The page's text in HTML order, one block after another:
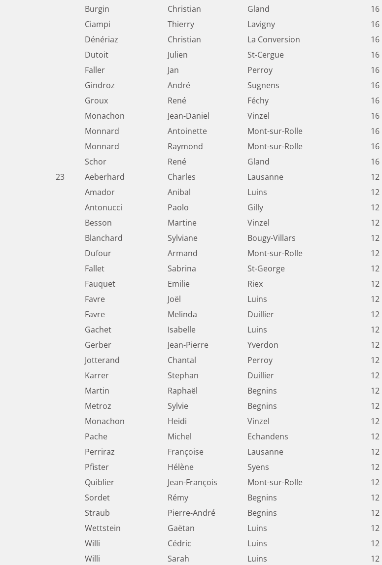
Burgin
Christian Gland
16
Ciampi
Thierry Lavigny
16
Dénériaz
Christian La Conversion
16
Dutoit
Julien St-Cergue
16
Faller
Jan Perroy
16
Gindroz
André Sugnens
16
Groux
René Féchy
16
Monachon
Jean-Daniel Vinzel
16
Monnard
Antoinette Mont-sur-Rolle
16
Monnard
Raymond Mont-sur-Rolle
16
Schor
René Gland
16
23
Aeberhard Charles Lausanne
12
Amador
Anibal Luins
12
Antonucci
Paolo Gilly
12
Besson
Martine Vinzel
12
Blanchard
Sylviane Bougy-Villars
12
Dufour
Armand Mont-sur-Rolle
12
Fallet
Sabrina St-George
12
Fauquet
Emilie Riex
12
Favre
Joël Luins
12
Favre
Melinda Duillier
12
Gachet
Isabelle Luins
12
Gerber
Jean-Pierre Yverdon
12
Jotterand
Chantal Perroy
12
Karrer
Stephan Duillier
12
Martin
Raphaël Begnins
12
Metroz
Sylvie Begnins
12
Monachon
Heidi Vinzel
12
Pache
Michel Echandens
12
Perriraz
Françoise Lausanne
12
Pfister
Hélène Syens
12
Quiblier
Jean-François Mont-sur-Rolle
12
Sordet
Rémy Begnins
12
Straub
Pierre-André Begnins
12
Wettstein
Gaëtan Luins
12
Willi
Cédric Luins
12
Willi
Sarah Luins
12